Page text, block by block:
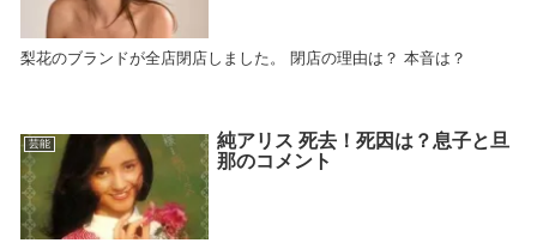
梨花のブランドが全店閉店しました。 閉店の理由は？ 本音は？
芸能
純アリス 死去！死因は？息子と旦
那のコメント